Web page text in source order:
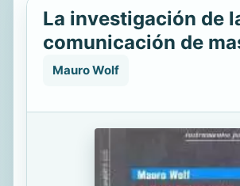
La investigación de
comunicación de
Mauro Wolf